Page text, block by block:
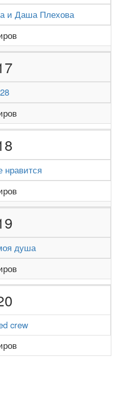
и Даша Плехова
28
нравится
душа
crew